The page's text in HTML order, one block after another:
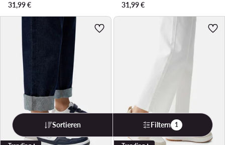
31,99€
31,99€
Sortieren Filtern 1